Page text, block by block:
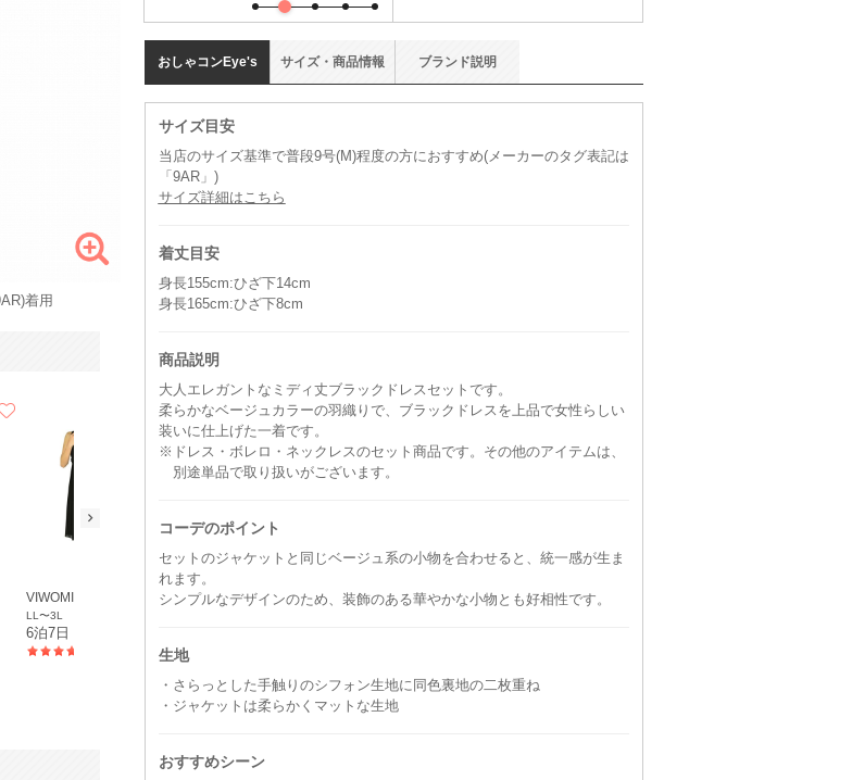
おしゃコンEye's
サイズ目安
当店のサイズ基準で普段9号(M)程度の方におすすめ(メーカーのタグ表記は
「9AR」)
サイズ詳細はこちら
着丈目安
身長155cm:ひざ下14cm
身長165cm:ひざ下8cm
商品説明
大人エレガントなミディ丈ブラックドレスセットです。
柔らかなベージュカラーの羽織りで、ブラックドレスを上品で女性らしい
装いに仕上げた一着です。
※ドレス・ボレロ・ネックレスのセット商品です。その他のアイテムは、
別途単品で取り扱いがございます。
コーデのポイント
セットのジャケットと同じベージュ系の小物を合わせると、統一感が生ま
れます。
シンプルなデザインのため、装飾のある華やかな小物とも好相性です。
生地
・さらっとした手触りのシフォン生地に同色裏地の二枚重ね
・ジャケットは柔らかくマットな生地
おすすめシーン
サイズ・ 商品情報 ブランド説明
着用
VIWOMINA
LL〜3L
6泊7日